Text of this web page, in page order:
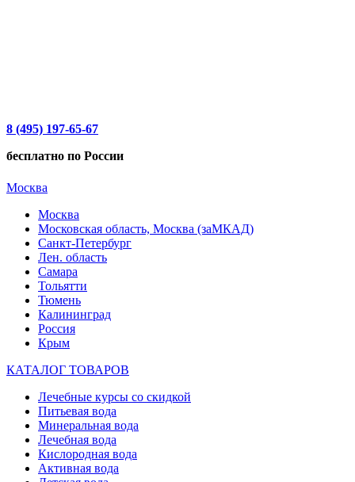
8 (495) 197-65-67
бесплатно по России
Москва
Москва
Московская область, Москва (заМКАД)
Санкт-Петербург
Лен. область
Самара
Тольятти
Тюмень
Калининград
Россия
Крым
КАТАЛОГ ТОВАРОВ
Лечебные курсы со скидкой
Питьевая вода
Минеральная вода
Лечебная вода
Кислородная вода
Активная вода